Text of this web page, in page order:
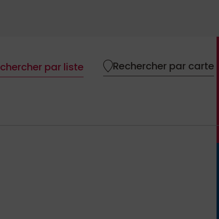
par liste Rechercher par carte